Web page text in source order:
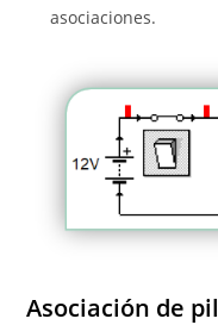
asociaciones.
Asociación de